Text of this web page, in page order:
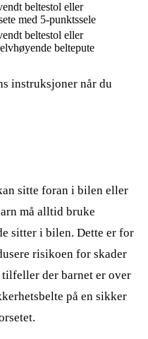
beltestol eller
med 5-punktssele
beltestol eller
beltepute
instruksjoner når du
sitte foran i bilen eller
må alltid bruke
sitter i bilen. Dette er for
risikoen for skader
der barnet er over
på en sikker